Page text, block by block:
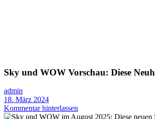
Sky und WOW Vorschau: Diese
admin
18. März 2024
Kommentar hinterlassen